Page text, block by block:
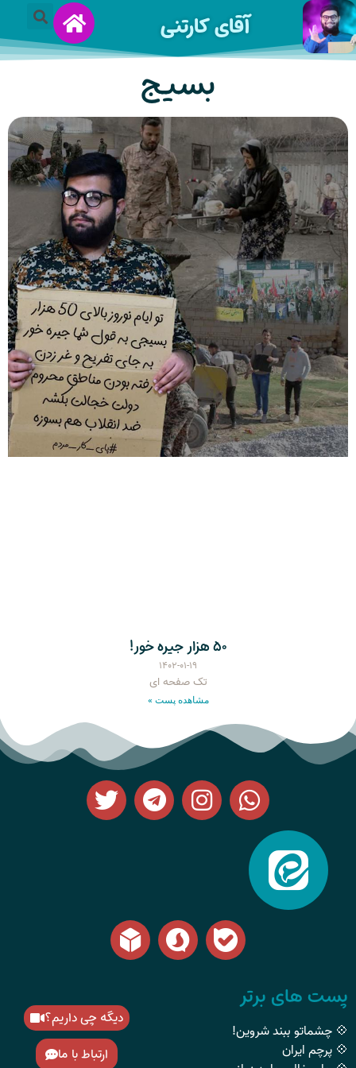
آقای کارتنی
بسیج
۵۰ هزار جیره خور!
۱۴۰۲-۰۱-۱۹
تک صفحه ای
مشاهده پست »
پست های برتر
💠 چشماتو ببند شروین!
💠 پرچم ایران
دیگه چی داریم؟
ارتباط با ما